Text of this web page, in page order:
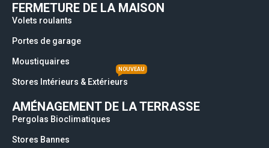
FERMETURE DE LA MAISON
Volets roulants
Portes de garage
Moustiquaires
Stores Intérieurs & Extérieurs
NOUVEAU
AMÉNAGEMENT DE LA TERRASSE
Pergolas Bioclimatiques
Stores Bannes